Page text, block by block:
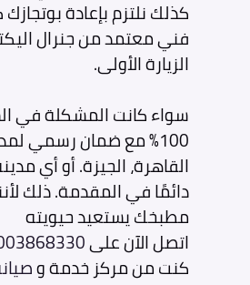
الزيارة الأولى.
سواء كانت المشكلة في
100% مع ضمان رسمي
القاهرة، الجيزة. أو أي
دائمًا في المقدمة. ذلك
مطبخك يستعيد حيويته
اتصل الآن على
كنت من مركز خدمة و